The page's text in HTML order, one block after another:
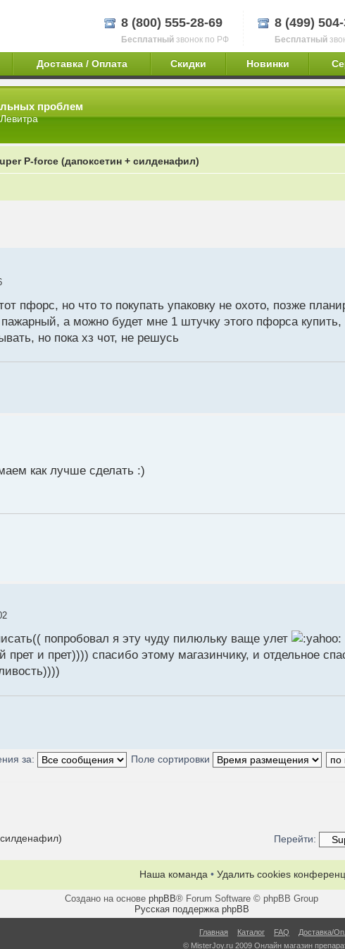
8 (800) 555-28-69
Бесплатный звонок по РФ
8 (499)
Бесплатный
Доставка / Оплата Скидки Новинки
проблем
P-force (дапоксетин + силденафил)
пфорс, но что то покупать упаковку не охото, позже
а можно будет мне 1 штучку этого пфорса купить,
но пока хз чот, не решусь
как лучше сделать :)
попробовал я эту чуду пилюльку ваще улет
прет и прет)))) спасибо этому магазинчику, и отдельное
за: Поле сортировки
силденафил) Перейти:
Наша команда • Удалить cookies
Создано на основе phpBB® Forum Software © phpBB Group
Русская поддержка phpBB
Главная Каталог FAQ Доставка/
© MisterJoy.ru 2009 Онлайн магазин